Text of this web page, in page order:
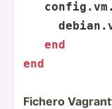
config
end
end
Fichero